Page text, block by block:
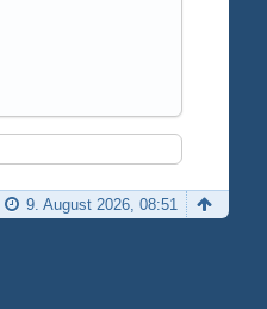
9. August 2026, 08:51